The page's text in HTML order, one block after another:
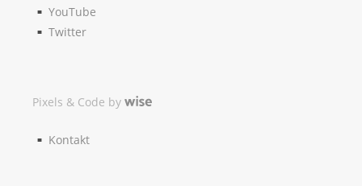
YouTube
Twitter
Pixels & Code by
Kontakt